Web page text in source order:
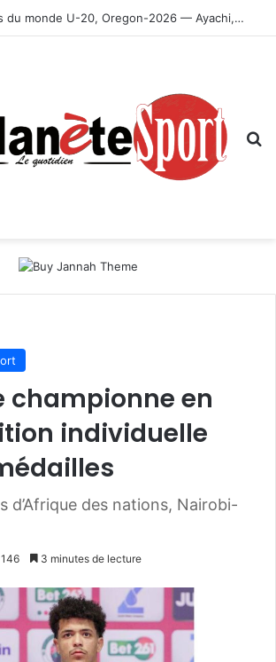
Championnats du monde U-20, Oregon-2026 — Ayachi, Dissa, Touahria et Ghezali en finale
championne en
individuelle
d’Afrique des nations, Nairobi-
146 3 minutes de lecture